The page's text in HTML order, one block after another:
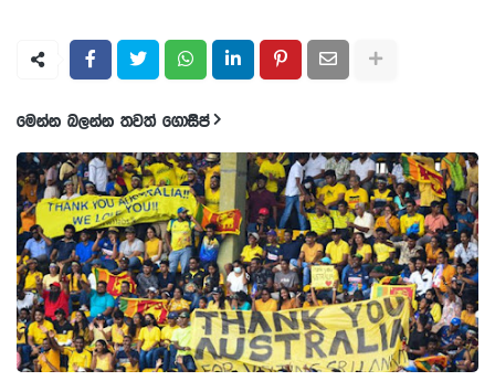
මෙන්න බලන්න තවත් ගොසිප්